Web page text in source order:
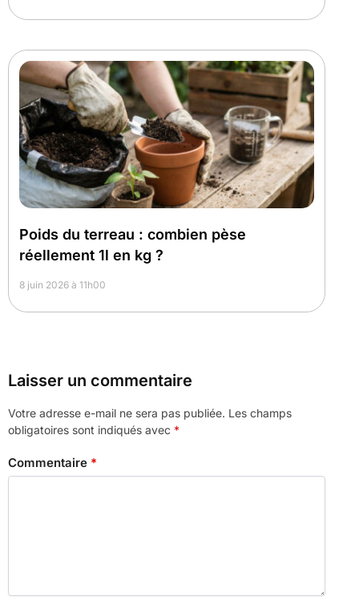
Poids du terreau : combien pèse
réellement 1l en kg ?
8 juin 2026 à 11h00
Laisser un commentaire
Votre adresse e-mail ne sera pas publiée. Les champs
obligatoires sont indiqués avec *
Commentaire *